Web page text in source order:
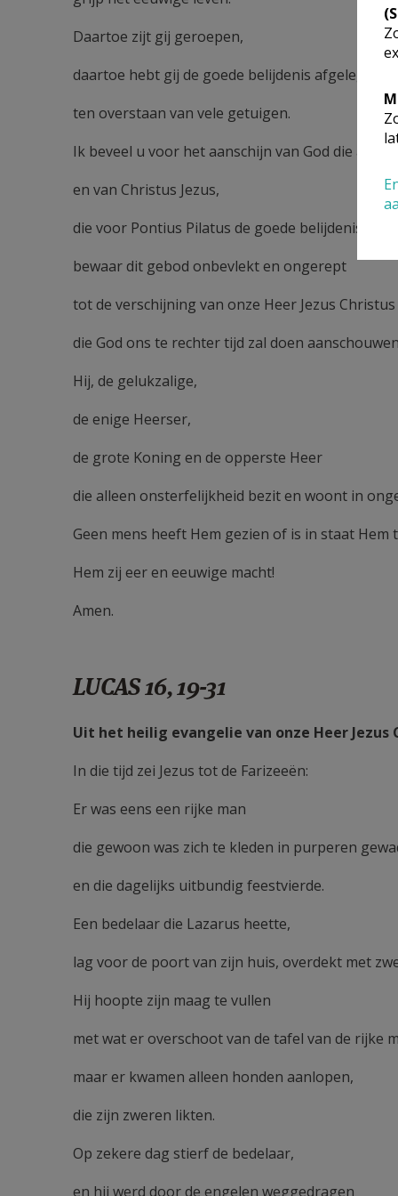
Daartoe zijt gij geroepen,
daartoe hebt gij de goede belijdenis afgelegd
ten overstaan van vele getuigen.
Ik beveel u voor het aanschijn van God die alles
en van Christus Jezus,
die voor Pontius Pilatus de goede belijdenis
bewaar dit gebod onbevlekt en ongerept
tot de verschijning van onze Heer Jezus Christus
die God ons te rechter tijd zal doen
Hij, de gelukzalige,
de enige Heerser,
de grote Koning en de opperste Heer
die alleen onsterfelijkheid bezit en woont in
Geen mens heeft Hem gezien of is in staat Hem
Hem zij eer en eeuwige macht!
Amen.
LUCAS 16, 19-31
Uit het heilig evangelie van onze Heer Jezus
In die tijd zei Jezus tot de Farizeeën:
Er was eens een rijke man
die gewoon was zich te kleden in purperen
en die dagelijks uitbundig feestvierde.
Een bedelaar die Lazarus heette,
lag voor de poort van zijn huis, overdekt met
Hij hoopte zijn maag te vullen
met wat er overschoot van de tafel van de rijke
maar er kwamen alleen honden aanlopen,
die zijn zweren likten.
Op zekere dag stierf de bedelaar,
en hij werd door de engelen weggedragen